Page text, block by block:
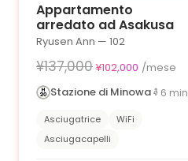
Appartamento
arredato ad Asakusa
Ryusen Ann — 102
¥137,000 ¥102,000 /mese
Stazione di Minowa
6 min
Asciugatrice
WiFi
Asciugacapelli